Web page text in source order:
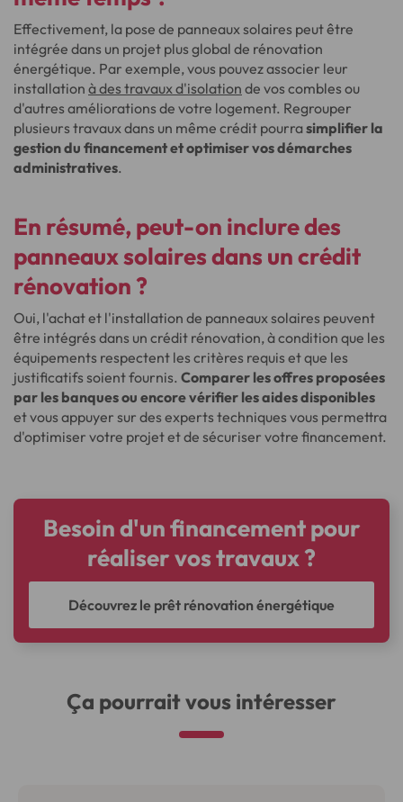
Effectivement, la pose de panneaux solaires peut être
intégrée dans un projet plus global de rénovation
énergétique. Par exemple, vous pouvez associer leur
installation à des travaux d'isolation de vos combles ou
d'autres améliorations de votre logement. Regrouper
plusieurs travaux dans un même crédit pourrasimplifier la
gestion du financement et optimiser vos démarches
administratives.
En résumé, peut-on inclure des
panneaux solaires dans un crédit
rénovation ?
Oui, l'achat et l'installation de panneaux solaires peuvent
être intégrés dans un crédit rénovation, à condition que les
équipements respectent les critères requis et que les
justificatifs soient fournis. Comparer les offres proposées
par les banques ou encore vérifier les aides disponibles
et vous appuyer sur des experts techniques vous permettra
d'optimiser votre projet et de sécuriser votre financement.
Besoin d'un financement pour
réaliser vos travaux ?
Découvrez le prêt rénovation énergétique
Ça pourrait vous intéresser